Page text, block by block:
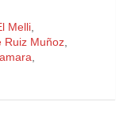
Melli,
Ruiz Muñoz,
,